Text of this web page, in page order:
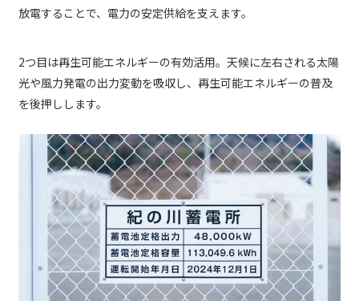
放電することで、電力の安定供給を支えます。
2つ目は再生可能エネルギーの有効活用。天候に左右される太陽
光や風力発電の出力変動を吸収し、再生可能エネルギーの普及
を後押しします。